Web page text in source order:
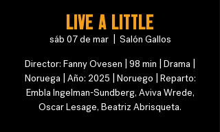
LIVE A LITTLE
sáb 07 de mar
  |
Salón Gallos
Director: Fanny Ovesen | 98 min | Drama |
Noruega | Año: 2025 | Noruego | Reparto:
Embla Ingelman-Sundberg, Aviva Wrede,
Oscar Lesage, Beatriz Abrisqueta.